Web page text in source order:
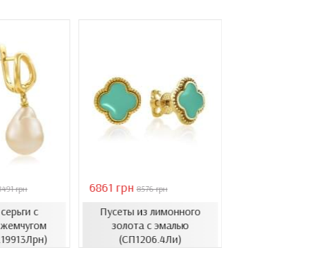
грн
с
6861 грн 8576 грн
Пусеты из лимонного
золота с эмалью
(СП1206.4Ли)